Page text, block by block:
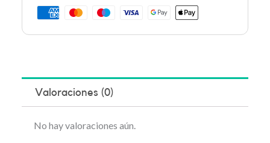
Valoraciones (0)
No hay valoraciones aún.